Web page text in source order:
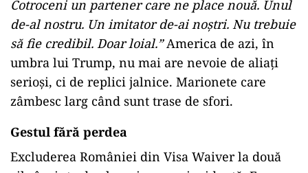
Cotroceni un partener care ne place nouă. Unul
de-al nostru. Un imitator de-ai noștri. Nu trebuie
să fie credibil. Doar loial.”America de azi, în
umbra lui Trump, nu mai are nevoie de aliați
serioși, ci de replici jalnice. Marionete care
zâmbesc larg când sunt trase de sfori.
Gestul fără perdea
Excluderea României din Visa Waiver la două